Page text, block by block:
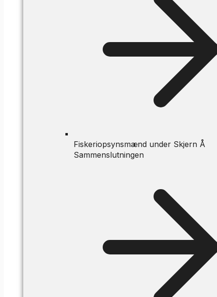
Fiskeriopsynsmænd under Skjern Å
Sammenslutningen